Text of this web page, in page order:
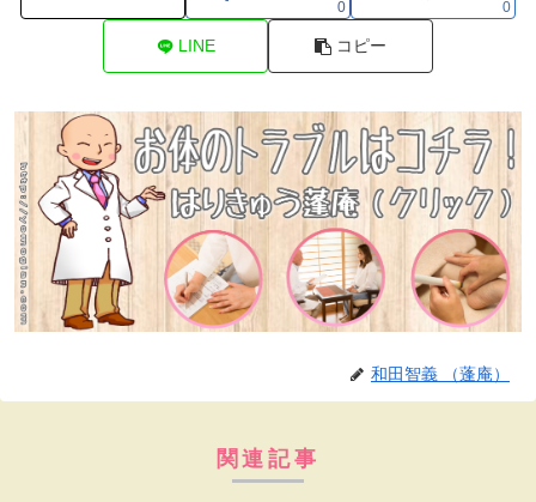
0 0
LINE コピー
和田智義 （蓬庵）
関連記事